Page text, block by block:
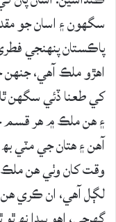
سگھون ۽ اسان جو
پاڪستان پنھنجي
اھڙو ملڪ آھي، جنھن
کي طعنا ڏئي سگھن
۽ ھن ملڪ ۾ ھر قسم
آھن ۽ ھتان جي مٽي
وقت کان وٺي ھن
لڳل آھي، ان ڪري